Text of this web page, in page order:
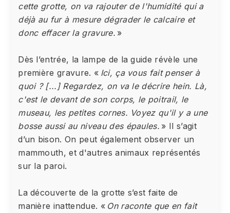
cette grotte, on va rajouter de l'humidité qui a
déjà au fur à mesure dégrader le calcaire et
donc effacer la gravure. »
Dès l’entrée, la lampe de la guide révèle une
première gravure. « Ici, ça vous fait penser à
quoi ? [...] Regardez, on va le décrire hein. Là,
c'est le devant de son corps, le poitrail, le
museau, les petites cornes. Voyez qu'il y a une
bosse aussi au niveau des épaules. » Il s’agit
d’un bison. On peut également observer un
mammouth, et d'autres animaux représentés
sur la paroi.
La découverte de la grotte s’est faite de
manière inattendue. « On raconte que en fait